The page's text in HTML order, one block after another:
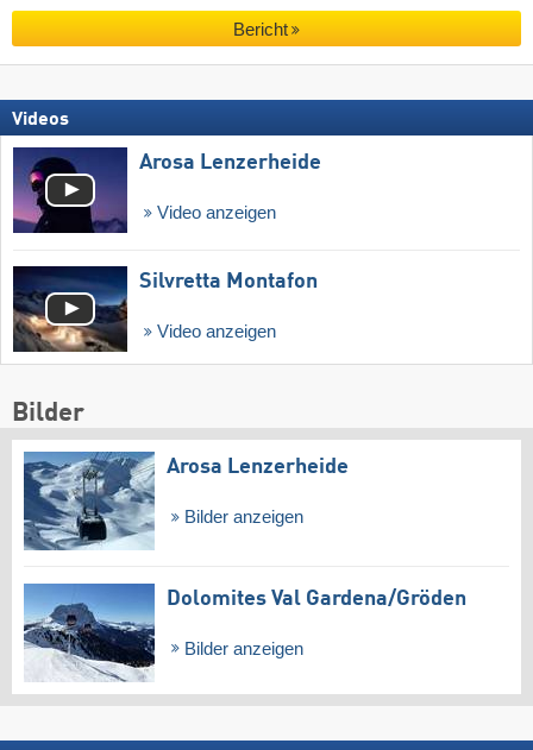
Bericht
Videos
Arosa Lenzerheide
Video anzeigen
Silvretta Montafon
Video anzeigen
Bilder
Arosa Lenzerheide
Bilder anzeigen
Dolomites Val Gardena/​Gröden
Bilder anzeigen